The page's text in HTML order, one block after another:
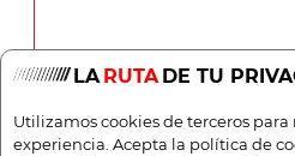
LA RUTA DE TU
Utilizamos cookies de terceros
experiencia. Acepta la política de